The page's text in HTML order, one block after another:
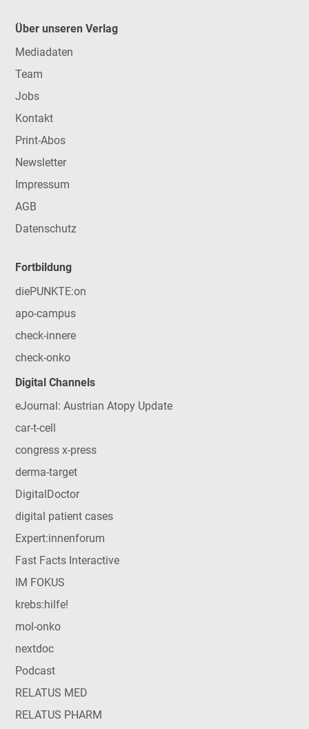
Über unseren Verlag
Mediadaten
Team
Jobs
Kontakt
Print-Abos
Newsletter
Impressum
AGB
Datenschutz
Fortbildung
diePUNKTE:on
apo-campus
check-innere
check-onko
Digital Channels
eJournal: Austrian Atopy Update
car-t-cell
congress x-press
derma-target
DigitalDoctor
digital patient cases
Expert:innenforum
Fast Facts Interactive
IM FOKUS
krebs:hilfe!
mol-onko
nextdoc
Podcast
RELATUS MED
RELATUS PHARM